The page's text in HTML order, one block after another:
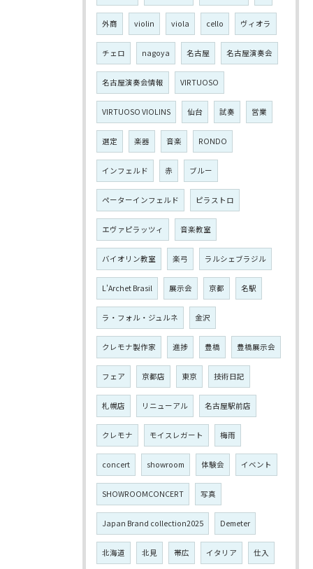
外商 violin viola cello ヴィオラ
チェロ nagoya 名古屋 名古屋演奏会
名古屋演奏会情報 VIRTUOSO
VIRTUOSO VIOLINS 仙台 試奏 営業
選定 楽器 音楽 RONDO
インフェルド 赤 ブルー
ペーターインフェルド ピラストロ
エヴァピラッツィ 音楽教室
バイオリン教室 楽弓 ラルシェブラジル
L'Archet Brasil 展示会 京都 名駅
ラ・フォル・ジュルネ 金沢
クレモナ製作家 進捗 豊橋 豊橋展示会
フェア 京都店 東京 技術日記
札幌店 リニューアル 名古屋駅前店
クレモナ モイスレガート 梅雨
concert showroom 体験会 イベント
SHOWROOMCONCERT 写真
Japan Brand collection2025 Demeter
北海道 北見 帯広 イタリア 仕入